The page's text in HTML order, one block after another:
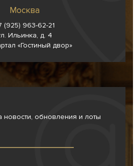
Москва
(925) 963-62-21
Ильинка, д. 4
«Гостиный двор»
новости, обновления и лоты